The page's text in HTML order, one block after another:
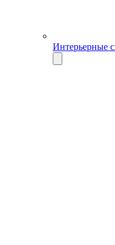
Интерьерные